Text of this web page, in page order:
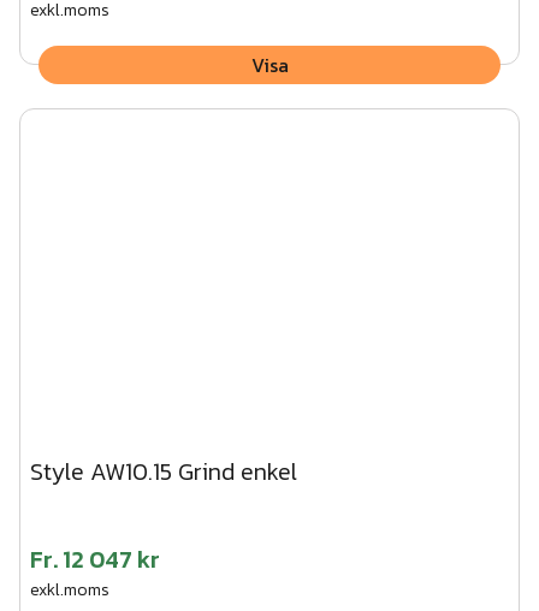
exkl.moms
Visa
Style AW10.15 Grind enkel
Fr.12 047 kr
exkl.moms